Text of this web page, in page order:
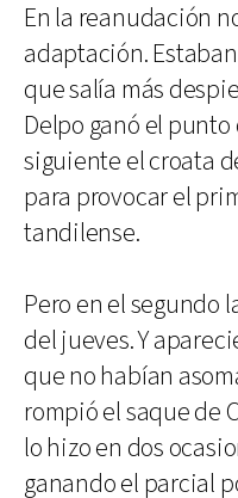
En la reanudación
adaptación.
que salía más
Delpo ganó el
siguiente el croata
para provocar el
tandilense.
Pero en el segundo
del jueves. Y
que no habían
rompió el saque de
lo hizo en dos
ganando el parcial